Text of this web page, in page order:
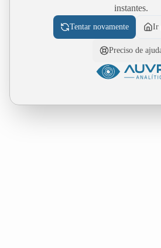
instantes.
Tentar novamente Ir
Preciso de